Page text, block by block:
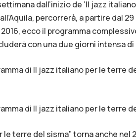
dall’inizio de ‘Il jazz
percorrerà, a partire dal
ecco il programma
con una due giorni intensa
di Il jazz italiano per le terre
di Il jazz italiano per le terre
le terre del sisma” torna anche nel